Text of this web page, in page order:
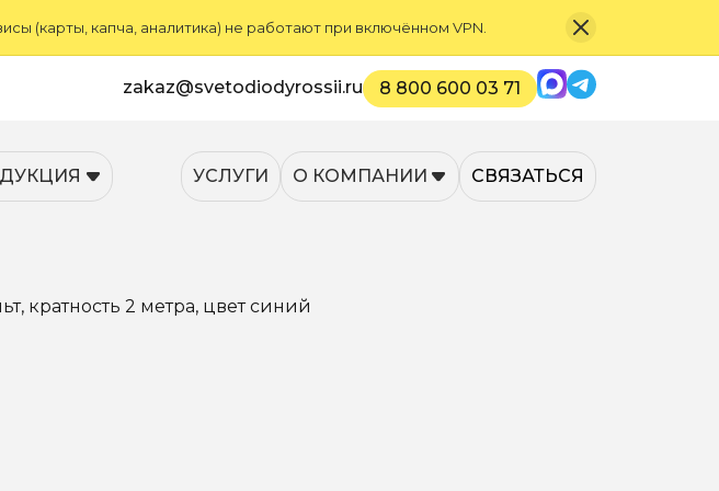
(карты, капча, аналитика) не работают при включённом VPN.
zakaz@svetodiodyrossii.ru 8 800 600 03 71 MaxTelegram
УСЛУГИ О КОМПАНИИ СВЯЗАТЬСЯ
кратность 2 метра, цвет синий